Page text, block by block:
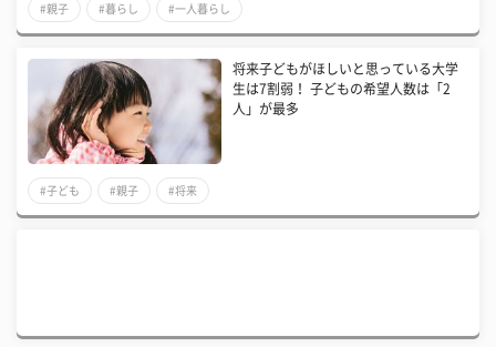
#親子 #暮らし #一人暮らし
将来子どもがほしいと思っている大学
生は7割弱！ 子どもの希望人数は「2
人」が最多
#子ども #親子 #将来